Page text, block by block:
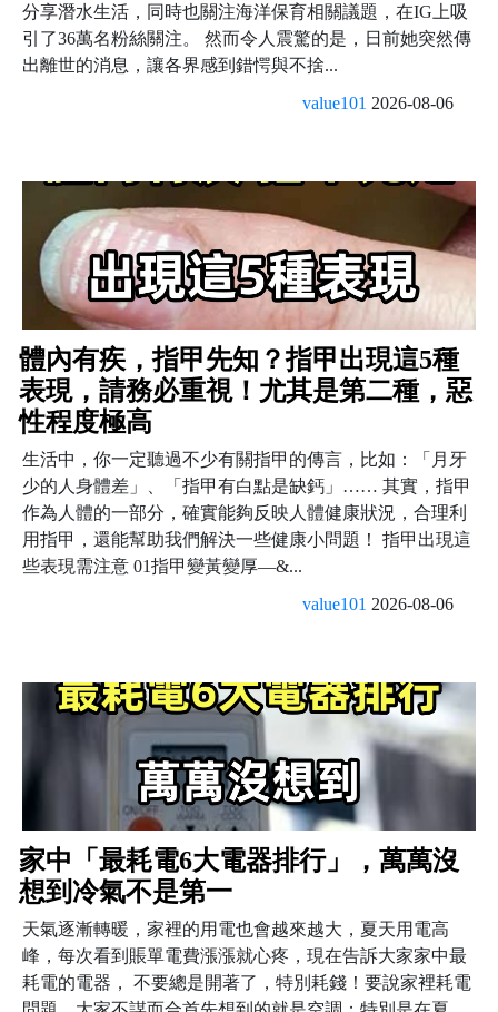
分享潛水生活，同時也關注海洋保育相關議題，在IG上吸
引了36萬名粉絲關注。 然而令人震驚的是，日前她突然傳
出離世的消息，讓各界感到錯愕與不捨...
value101 2026-08-06
體內有疾，指甲先知？指甲出現這5種
表現，請務必重視！尤其是第二種，惡
性程度極高
生活中，你一定聽過不少有關指甲的傳言，比如：「月牙
少的人身體差」、「指甲有白點是缺鈣」…… 其實，指甲
作為人體的一部分，確實能夠反映人體健康狀況，合理利
用指甲，還能幫助我們解決一些健康小問題！ 指甲出現這
些表現需注意 01指甲變黃變厚—&...
value101 2026-08-06
家中「最耗電6大電器排行」，萬萬沒
想到冷氣不是第一
天氣逐漸轉暖，家裡的用電也會越來越大，夏天用電高
峰，每次看到賬單電費漲漲就心疼，現在告訴大家家中最
耗電的電器， 不要總是開著了，特別耗錢！要說家裡耗電